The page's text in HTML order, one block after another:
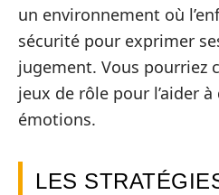
un environnement où
sécurité pour exprimer
jugement. Vous pourriez
jeux de rôle pour l’aider
émotions.
LES